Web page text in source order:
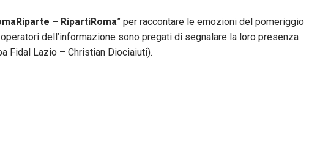
– RipartiRoma” per raccontare le emozioni del pomeriggio
dell’informazione sono pregati di segnalare la loro presenza
Fidal Lazio – Christian Diociaiuti).